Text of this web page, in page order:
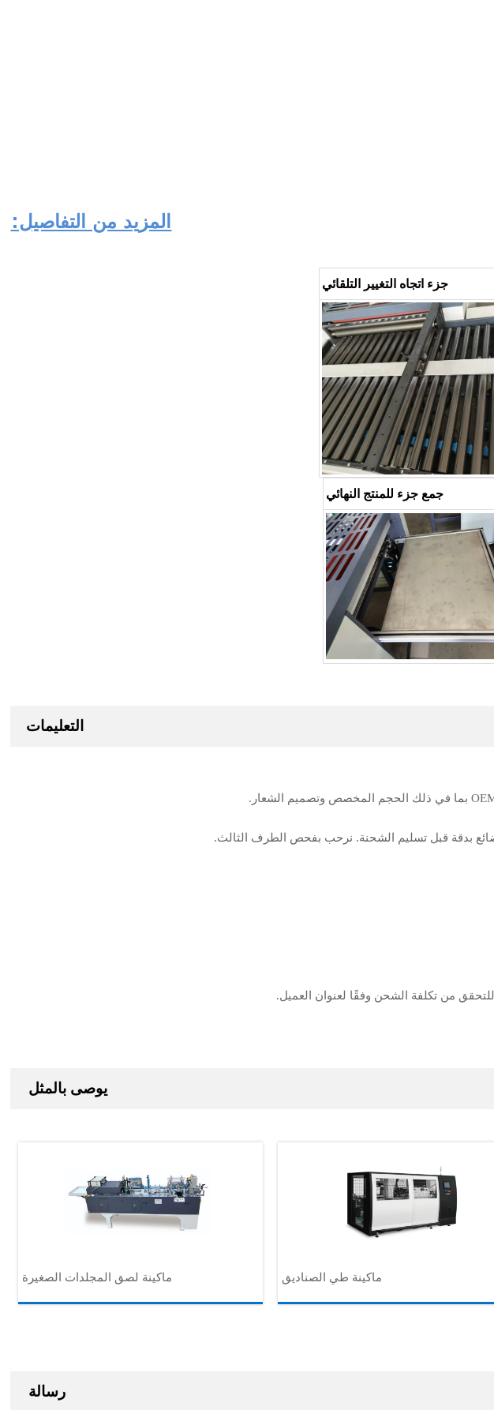
المزيد من التفاصيل:
جزء اتجاه التغيير التلقائي
جمع جزء للمنتج النهائي
التعليمات
بدقة قبل تسليم الشحنة. نرحب بفحص الطرف الثالث.
من تكلفة الشحن وفقًا لعنوان العميل.
يوصى بالمثل
ماكينة لصق المجلدات الصغيرة ماكينة طي الصناديق
رسالة